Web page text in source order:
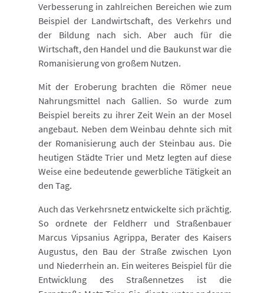
Verbesserung in zahlreichen Bereichen wie zum
Beispiel der Landwirtschaft, des Verkehrs und
der Bildung nach sich. Aber auch für die
Wirtschaft, den Handel und die Baukunst war die
Romanisierung von großem Nutzen.
Mit der Eroberung brachten die Römer neue
Nahrungsmittel nach Gallien. So wurde zum
Beispiel bereits zu ihrer Zeit Wein an der Mosel
angebaut. Neben dem Weinbau dehnte sich mit
der Romanisierung auch der Steinbau aus. Die
heutigen Städte Trier und Metz legten auf diese
Weise eine bedeutende gewerbliche Tätigkeit an
den Tag.
Auch das Verkehrsnetz entwickelte sich prächtig.
So ordnete der Feldherr und Straßenbauer
Marcus Vipsanius Agrippa, Berater des Kaisers
Augustus, den Bau der Straße zwischen Lyon
und Niederrhein an. Ein weiteres Beispiel für die
Entwicklung des Straßennetzes ist die